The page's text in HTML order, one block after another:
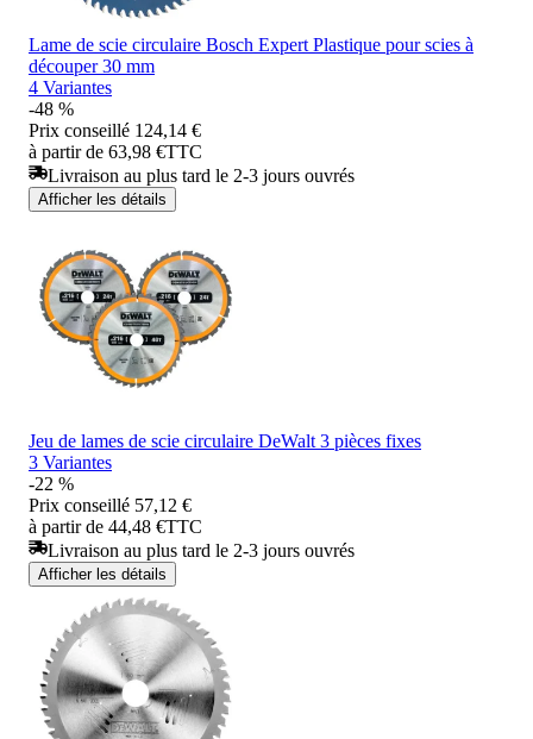
Lame de scie circulaire Bosch Expert Plastique pour scies à
découper 30 mm
4 Variantes
-48 %
Prix conseillé 124,14 €
à partir de 63,98 €TTC
Livraison au plus tard le 2-3 jours ouvrés
Afficher les détails
Jeu de lames de scie circulaire DeWalt 3 pièces fixes
3 Variantes
-22 %
Prix conseillé 57,12 €
à partir de 44,48 €TTC
Livraison au plus tard le 2-3 jours ouvrés
Afficher les détails